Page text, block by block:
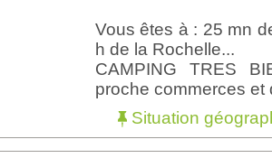
Vous êtes à : 25 mn
h de la Rochelle...
CAMPING TRES
proche commerces et
Situation